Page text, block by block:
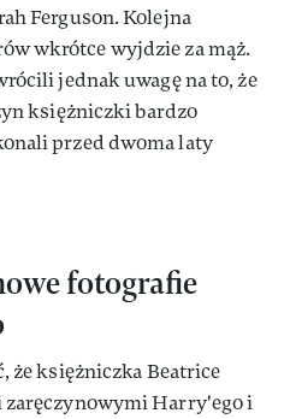
Ferguson. Kolejna
wkrótce wyjdzie za mąż.
jednak uwagę na to, że
księżniczki bardzo
przed dwoma laty
fotografie
że księżniczka Beatrice
zaręczynowymi Harry'ego i